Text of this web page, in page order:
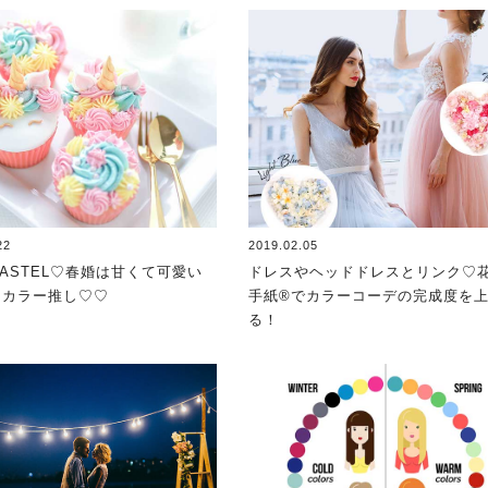
春婚は甘くて可愛い
カラー推し♡♡
2019.02.05
ドレスやヘッドドレスとリンク♡
手紙®でカラーコーデの完成度を
る！